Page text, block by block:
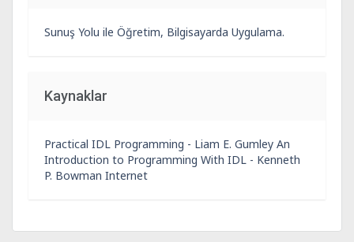
Sunuş Yolu ile Öğretim, Bilgisayarda Uygulama.
Kaynaklar
Practical IDL Programming - Liam E. Gumley An
Introduction to Programming With IDL - Kenneth
P. Bowman Internet